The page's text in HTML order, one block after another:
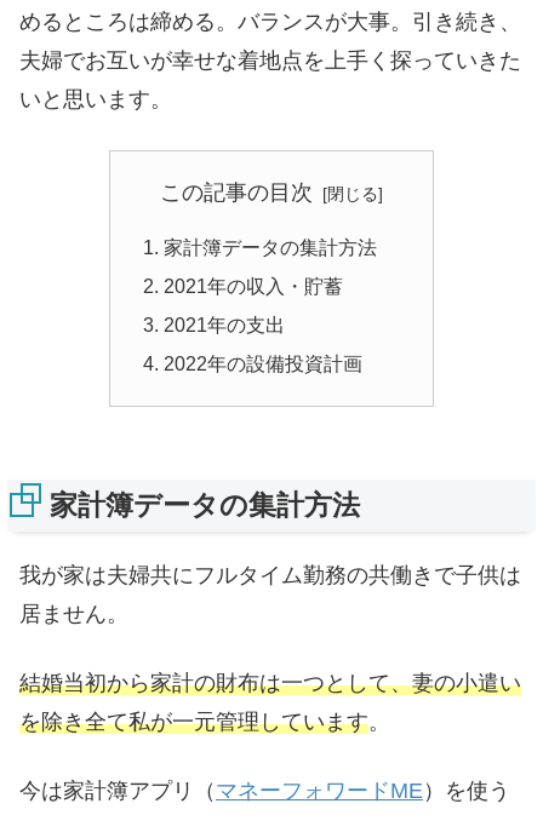
めるところは締める。バランスが大事。引き続き、
夫婦でお互いが幸せな着地点を上手く探っていきた
いと思います。
この記事の目次
家計簿データの集計方法
2021年の収入・貯蓄
2021年の支出
2022年の設備投資計画
家計簿データの集計方法
我が家は夫婦共にフルタイム勤務の共働きで子供は
居ません。
結婚当初から家計の財布は一つとして、妻の小遣い
を除き全て私が一元管理しています。
今は家計簿アプリ（ マネーフォワードME ）を使う